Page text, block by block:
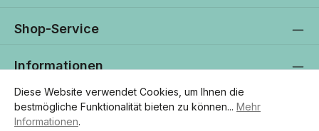
Shop-Service
Informationen
Newsletter
Diese Website verwendet Cookies, um Ihnen die
bestmögliche Funktionalität bieten zu können... Mehr
Informationen.